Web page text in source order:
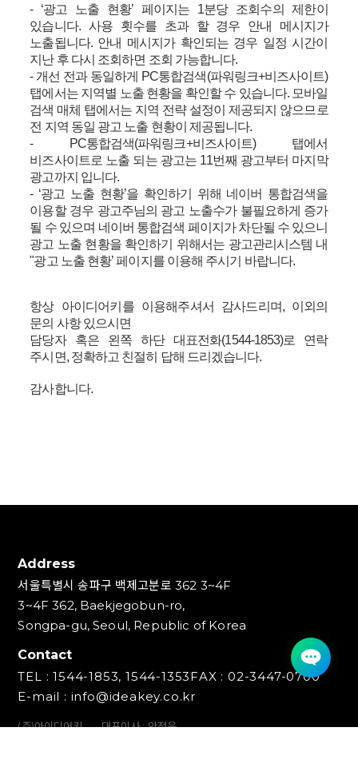
- ‘광고 노출 현황’ 페이지는 1분당 조회수의 제한이
있습니다. 사용 횟수를 초과 할 경우 안내 메시지가
노출됩니다. 안내 메시지가 확인되는 경우 일정 시간이
지난 후 다시 조회하면 조회 가능합니다.
- 개선 전과 동일하게 PC통합검색(파워링크+비즈사이트)
탭에서는 지역별 노출 현황을 확인할 수 있습니다. 모바일
검색 매체 탭에서는 지역 전략 설정이 제공되지 않으므로
전 지역 동일 광고 노출 현황이 제공됩니다.
- PC통합검색(파워링크+비즈사이트) 탭에서
비즈사이트로 노출 되는 광고는 11번째 광고부터 마지막
광고까지 입니다.
- ‘광고 노출 현황’을 확인하기 위해 네이버 통합검색을
이용할 경우 광고주님의 광고 노출수가 불필요하게 증가
될 수 있으며 네이버 통합검색 페이지가 차단될 수 있으니
광고 노출 현황을 확인하기 위해서는 광고관리시스템 내
"광고 노출 현황’ 페이지를 이용해 주시기 바랍니다.
항상 아이디어키를 이용해주셔서 감사드리며, 이외의
문의 사항 있으시면
담당자 혹은 왼쪽 하단 대표전화(1544-1853)로 연락
주시면, 정확하고 친절히 답해 드리겠습니다.
감사합니다.
Address
서울특별시 송파구 백제고분로 362 3~4F
3~4F 362, Baekjegobun-ro,
Songpa-gu, Seoul, Republic of Korea
Contact
TEL : 1544-1853, 1544-1353FAX : 02-3447-0700
E-mail : info@ideakey.co.kr
(주)아이디어키
대표이사 : 안정윤